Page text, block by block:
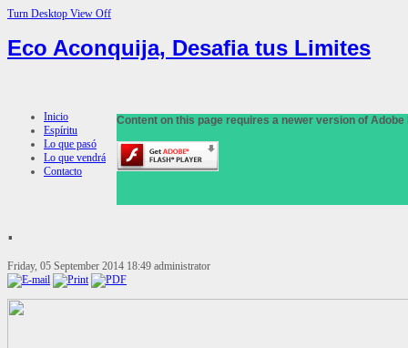
Turn Desktop View Off
Eco Aconquija, Desafia tus Limites
Inicio
Espíritu
Lo que pasó
Lo que vendrá
Contacto
Content on this page requires a newer version of Adobe
.
Friday, 05 September 2014 18:49 administrator